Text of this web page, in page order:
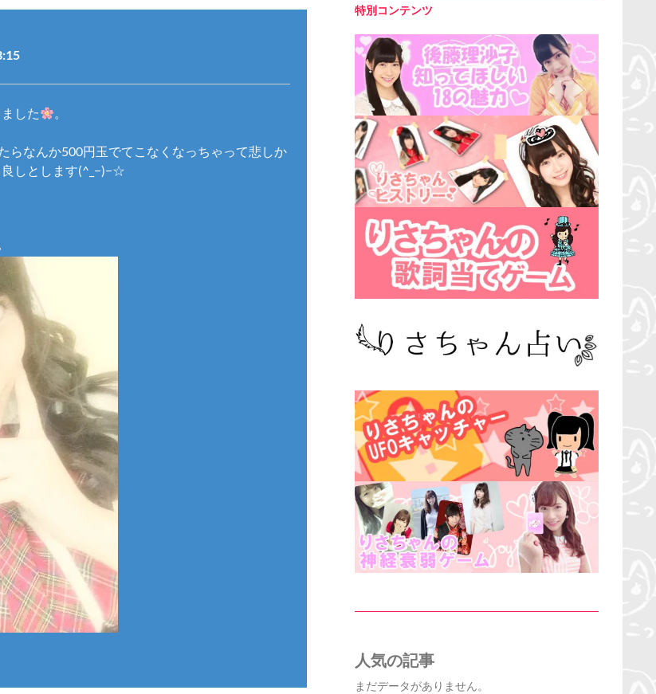
した 。
らなんか500円玉でてこなくなっちゃって悲しか
しとします(^_−)−☆
特別コンテンツ
人気の記事
まだデータがありません。